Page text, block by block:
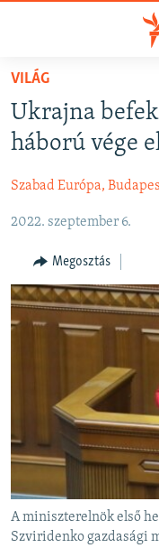
Akadálymentes
Ugrás
oldalra
Ugrás
NAPIRENDEN
AKTUÁLIS
VIDEÓK
ELEMZŐ
NER15
SZABADON
TÁRSADALOM
A PÉNZ NYOMÁBAN
EURÓPAI UNIÓ
VILÁG
A MÚLT TANULSÁGAI
VILÁG
Ukrajna
háború vége
Szabad Európa,
2022. szeptember 6.
Megosztás
A miniszterelnök első
Szviridenko gazdasági